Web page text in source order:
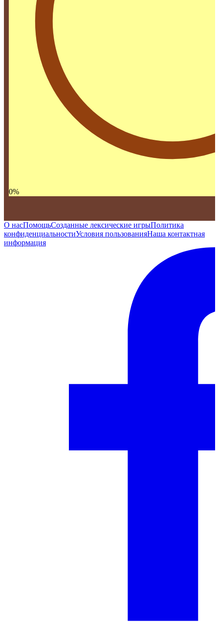
0%
О насПомощьСозданные лексические игрыПолитика
конфиденциальностиУсловия пользованияНаша контактная
информация